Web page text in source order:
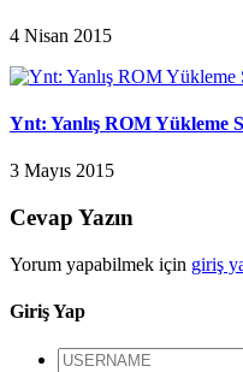
4 Nisan 2015
Ynt: Yanlış ROM Yükleme
3 Mayıs 2015
Cevap Yazın
Yorum yapabilmek için giriş
Giriş Yap